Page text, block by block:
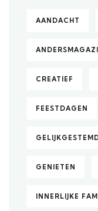
AANDACHT
CREATIEF
FEESTDAGEN
GENIETEN
INNERLIJKE